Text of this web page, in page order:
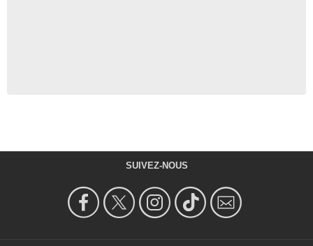
SUIVEZ-NOUS